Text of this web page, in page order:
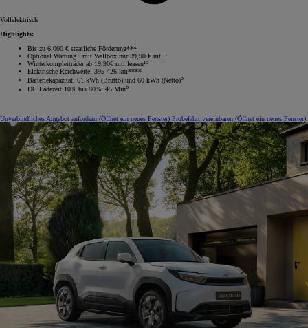
Vollelektrisch
Highlights:
Bis zu 6.000 € staatliche Förderung***
Optional Wartung+ mit Wallbox nur 39,90 € mtl.⁷
Winterkompletträder ab 19,90€ mtl leasen¹⁵
Elektrische Reichweite: 395-426 km****
Batteriekapazität: 61 kWh (Brutto) und 60 kWh (Netto)5
DC Ladezeit 10% bis 80%: 45 Min6
Unverbindliches Angebot anfordern (Öffnet ein neues Fenster) Probefahrt vereinbaren (Öffnet ein neues Fenster)